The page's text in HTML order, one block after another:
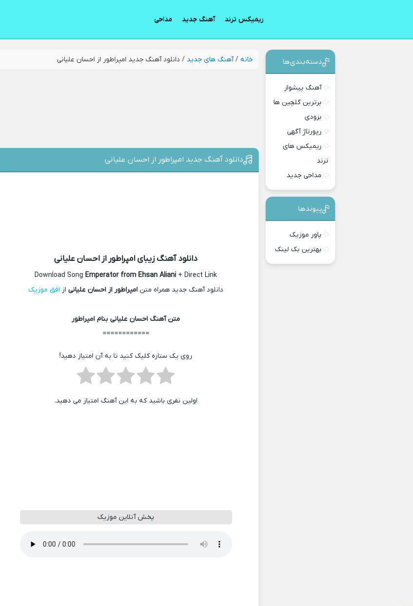
ریمیکس ترند آهنگ جدید مداحی
خانه /آهنگ های جدید / دانلود آهنگ جدید امپراطور از احسان علیانی
دانلود آهنگ جدید امپراطور از احسان علیانی
دانلود آهنگ زیبای امپراطور از احسان علیانی
Download SongEmperator from Ehsan Aliani + Direct Link
دانلود آهنگ جدید همراه متن امپراطور از احسان علیانی از افق موزیک
متن آهنگ احسان علیانی بنام امپراطور
============
روی یک ستاره کلیک کنید تا به آن امتیاز دهید!
اولین نفری باشید که به این آهنگ امتیاز می دهید.
پخش آنلاین موزیک
دسته‌بندی‎‌‌ها
آهنگ پیشواز
برترین گلچین ها
بزودی
رپورتاژ آگهی
ریمیکس های
ترند
مداحی جدید
پیوندها
پاور موزیک
بهترین بک لینک